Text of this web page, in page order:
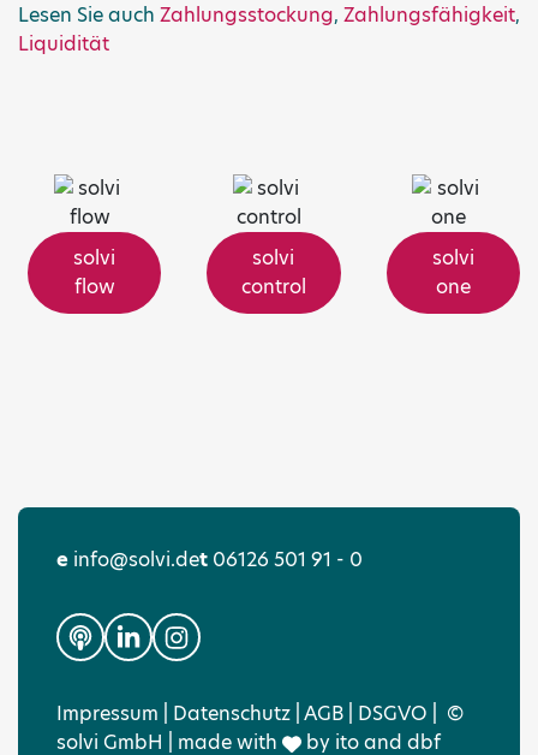
Lesen Sie auch Zahlungsstockung, Zahlungsfähigkeit,
Liquidität
solvi
flow
solvi
control
solvi
one
e info@solvi.det 06126 501 91 - 0
Impressum Datenschutz AGB DSGVO
©
solvi GmbH | made with
by itoand dbf